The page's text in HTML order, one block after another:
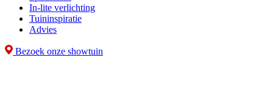
In-lite verlichting
Tuininspiratie
Advies
Bezoek onze showtuin